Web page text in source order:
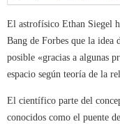
El astrofísico Ethan Siegel
Bang de Forbes que la idea
posible «gracias a algunas
espacio según teoría de la
El científico parte del
conocidos como el puente